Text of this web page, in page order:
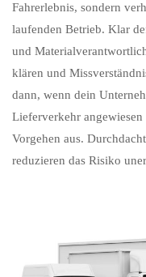
Fahrerlebnis, sondern
laufenden Betrieb. Klar
und
klären und
dann, wenn dein
Lieferverkehr
Vorgehen aus.
reduzieren das Risiko